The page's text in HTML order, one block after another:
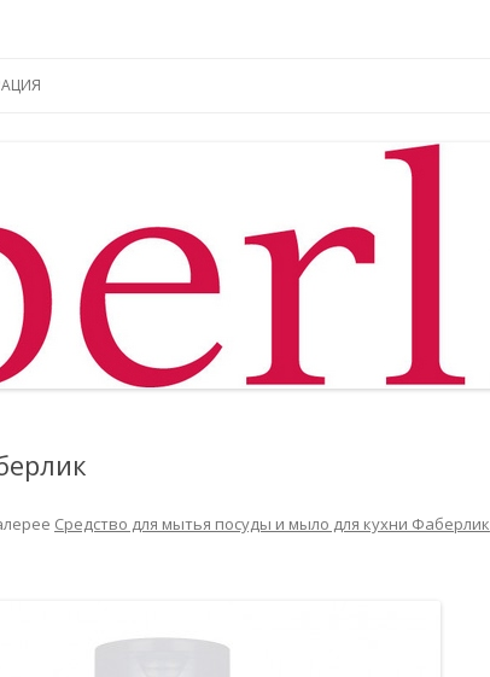
Средство для мытья посуды и мыло для кухни Фаберлик